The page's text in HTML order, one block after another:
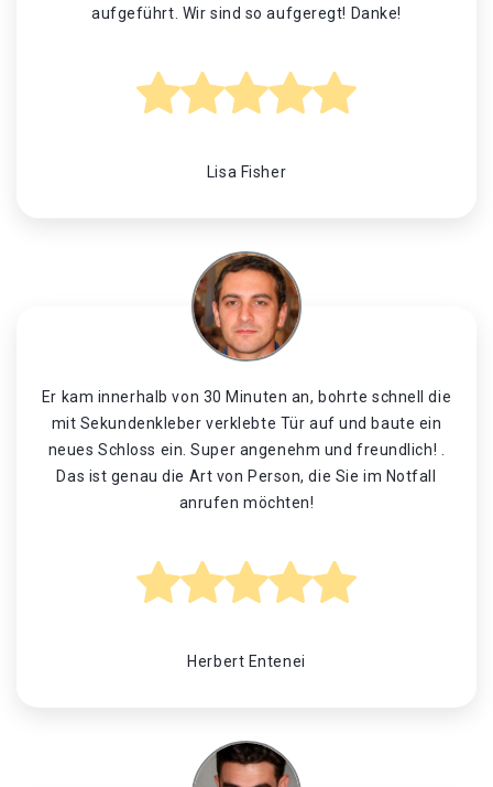
aufgeführt. Wir sind so aufgeregt! Danke!
Lisa Fisher
Er kam innerhalb von 30 Minuten an, bohrte schnell die
mit Sekundenkleber verklebte Tür auf und baute ein
neues Schloss ein. Super angenehm und freundlich! .
Das ist genau die Art von Person, die Sie im Notfall
anrufen möchten!
Herbert Entenei